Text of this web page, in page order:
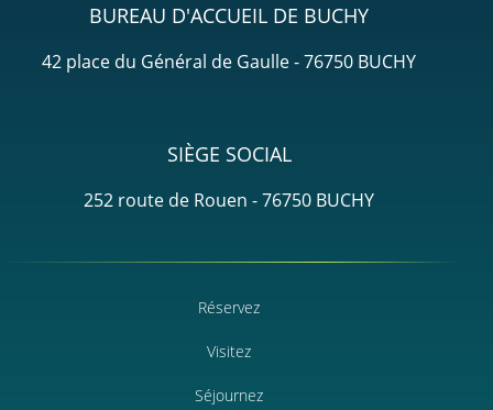
BUREAU D'ACCUEIL DE BUCHY
42 place du Général de Gaulle - 76750 BUCHY
SIÈGE SOCIAL
252 route de Rouen - 76750 BUCHY
Réservez
Visitez
Séjournez